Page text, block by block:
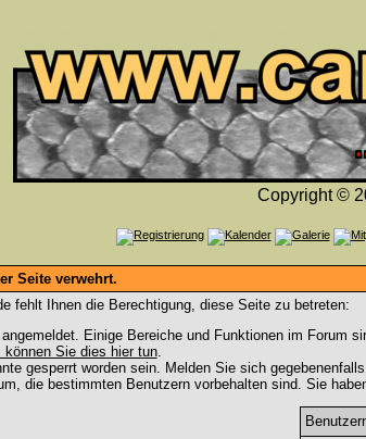
Copyright ©
Seite verwehrt.
fehlt Ihnen die Berechtigung, diese Seite zu betreten:
Einige Bereiche und Funktionen im Forum
Sie dies hier tun.
gesperrt worden sein. Melden Sie sich
die bestimmten Benutzern vorbehalten sind. Sie